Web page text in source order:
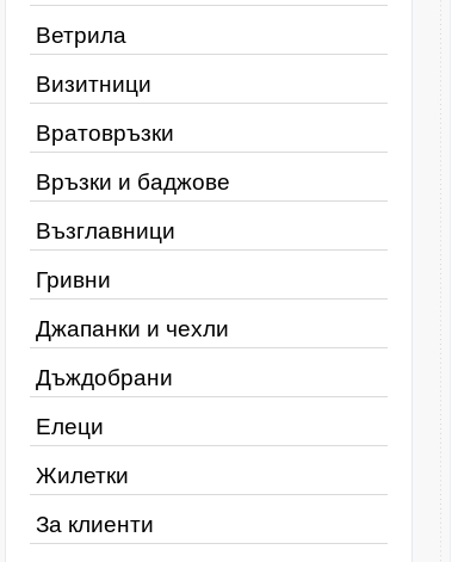
Ветрила
Визитници
Вратовръзки
Връзки и баджове
Възглавници
Гривни
Джапанки и чехли
Дъждобрани
Елеци
Жилетки
За клиенти